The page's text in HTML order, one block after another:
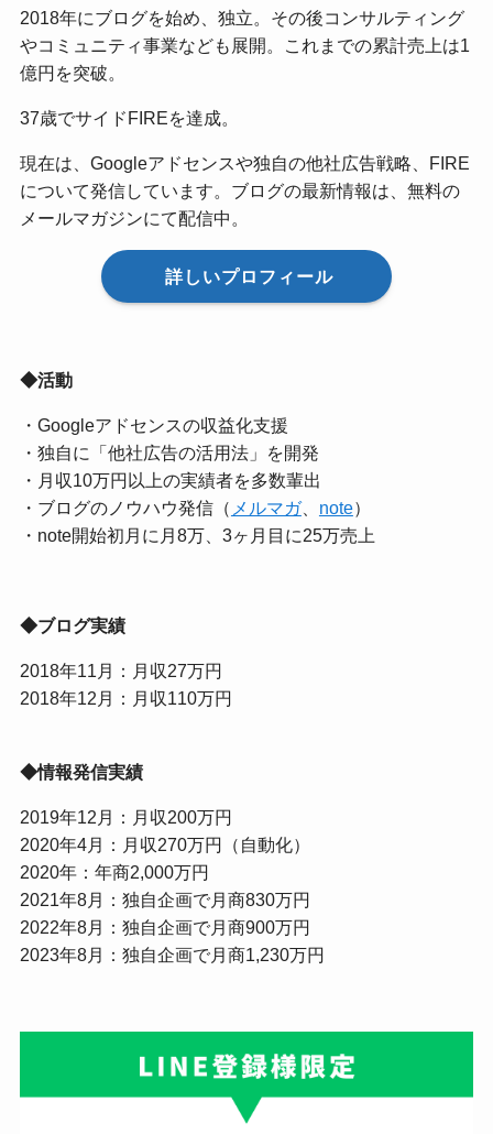
2018年にブログを始め、独立。その後コンサルティング
やコミュニティ事業なども展開。これまでの累計売上は1
億円を突破。
37歳でサイドFIREを達成。
現在は、Googleアドセンスや独自の他社広告戦略、FIRE
について発信しています。ブログの最新情報は、無料の
メールマガジンにて配信中。
詳しいプロフィール
◆活動
・Googleアドセンスの収益化支援
・独自に「他社広告の活用法」を開発
・月収10万円以上の実績者を多数輩出
・ブログのノウハウ発信（ メルマガ、 note）
・note開始初月に月8万、3ヶ月目に25万売上
◆ブログ実績
2018年11月：月収27万円
2018年12月：月収110万円
◆情報発信実績
2019年12月：月収200万円
2020年4月：月収270万円（自動化）
2020年：年商2,000万円
2021年8月：独自企画で月商830万円
2022年8月：独自企画で月商900万円
2023年8月：独自企画で月商1,230万円